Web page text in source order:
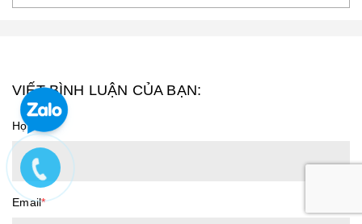
VIẾT BÌNH LUẬN CỦA BẠN:
Họ tên
Email*